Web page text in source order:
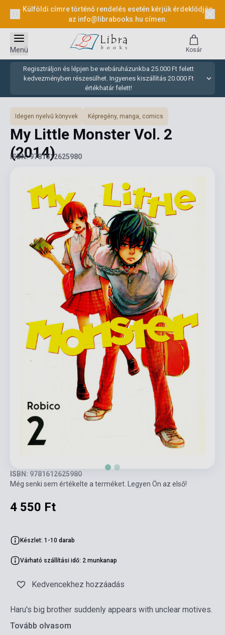
Külföldi címre történő rendelés esetén kérjük érdeklődjön
az info@librabooks.hu címen.
Regisztráljon és lépjen be webáruházunkba 25.000 Ft felett
kedvezményben részesülhet. Ingyenes kiszállítás 20.000 Ft
értékhatár felett!
Menü Kosár
Idegen nyelvű könyvek Képregény, manga, comics
My Little Monster Vol. 2
(2014)
ISBN: 9781612625980
ISBN: 9781612625980
Még senki sem értékelte a terméket. Legyen Ön az első!
4 550 Ft
Készlet: 1-10 darab
Várható szállítási idő: 2 munkanap
Kedvencekhez hozzáadás
Haru's big brother suddenly appears with unclear motives.
Tovább olvasom